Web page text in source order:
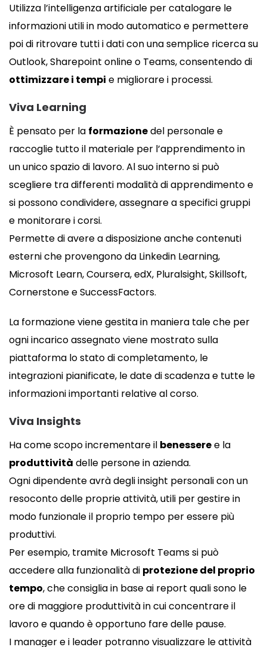
Utilizza l’intelligenza artificiale per catalogare le
informazioni utili in modo automatico e permettere
poi di ritrovare tutti i dati con una semplice ricerca su
Outlook, Sharepoint online o Teams, consentendo di
ottimizzare i tempi e migliorare i processi.
Viva Learning
È pensato per la formazionedel personale e
raccoglie tutto il materiale per l’apprendimento in
un unico spazio di lavoro. Al suo interno si può
scegliere tra differenti modalità di apprendimento e
si possono condividere, assegnare a specifici gruppi
e monitorare i corsi.
Permette di avere a disposizione anche contenuti
esterni che provengono da Linkedin Learning,
Microsoft Learn, Coursera, edX, Pluralsight, Skillsoft,
Cornerstone e SuccessFactors.
La formazione viene gestita in maniera tale che per
ogni incarico assegnato viene mostrato sulla
piattaforma lo stato di completamento, le
integrazioni pianificate, le date di scadenza e tutte le
informazioni importanti relative al corso.
Viva Insights
Ha come scopo incrementare il benesseree la
produttività delle persone in azienda.
Ogni dipendente avrà degli insight personali con un
resoconto delle proprie attività, utili per gestire in
modo funzionale il proprio tempo per essere più
produttivi.
Per esempio, tramite Microsoft Teams si può
accedere alla funzionalità di protezione del proprio
tempo, che consiglia in base ai report quali sono le
ore di maggiore produttività in cui concentrare il
lavoro e quando è opportuno fare delle pause.
I manager e i leader potranno visualizzare le attività